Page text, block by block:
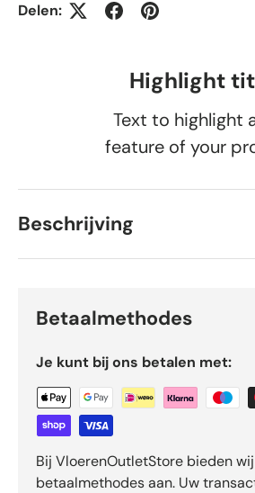
Delen:
Highlight
Text to highlight
feature of your
Beschrijving
Betaalmethodes
Je kunt bij ons betalen met:
Bij VloerenOutletStore bieden
betaalmethodes aan. Uw